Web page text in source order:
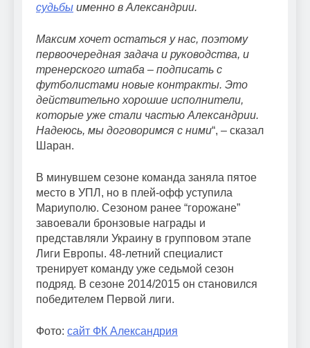
судьбы именно в Александрии.
Максим хочет остаться у нас, поэтому
первоочередная задача и руководства, и
тренерского штаба – подписать с
футболистами новые контракты. Это
действительно хорошие исполнители,
которые уже стали частью Александрии.
Надеюсь, мы договоримся с ними“, – сказал
Шаран.
В минувшем сезоне команда заняла пятое
место в УПЛ, но в плей-офф уступила
Мариуполю. Сезоном ранее “горожане”
завоевали бронзовые награды и
представляли Украину в групповом этапе
Лиги Европы. 48-летний специалист
тренирует команду уже седьмой сезон
подряд. В сезоне 2014/2015 он становился
победителем Первой лиги.
Фото: сайт ФК Александрия